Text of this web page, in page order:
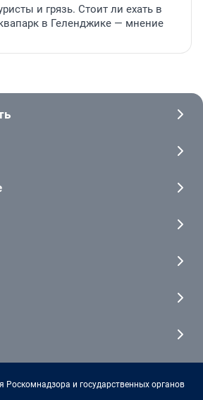
и грязь. Стоит ли ехать в
в Геленджике — мнение
Роскомнадзора и государственных органов